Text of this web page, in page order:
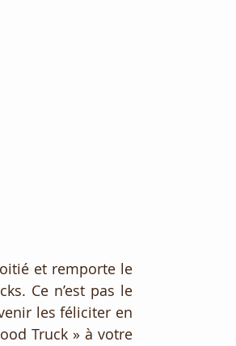
et remporte le
Ce n’est pas le
les féliciter en
Truck » à votre